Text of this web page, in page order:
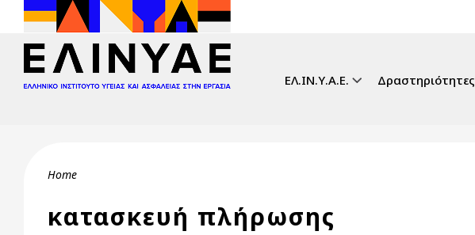
Skip to main content
ΕΛ.ΙΝ.Υ.Α.Ε. Δραστηριότητες
Breadcrumb
Home
κατασκευή πλήρωσης